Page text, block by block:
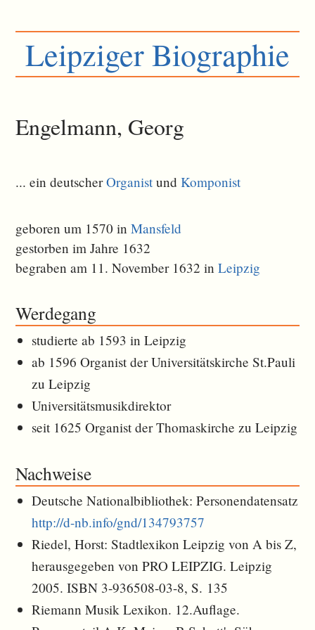
Leipziger Biographie
Engelmann, Georg
... ein deutscherOrganist undKomponist
geboren um 1570 inMansfeld
gestorben im Jahre 1632
begraben am 11. November 1632 inLeipzig
Werdegang
studierte ab 1593 in Leipzig
ab 1596 Organist der Universitätskirche St.Pauli
zu Leipzig
Universitätsmusikdirektor
seit 1625 Organist der Thomaskirche zu Leipzig
Nachweise
Deutsche Nationalbibliothek: Personendatensatz
http://d-nb.info/gnd/134793757
Riedel, Horst: Stadtlexikon Leipzig von A bis Z,
herausgegeben von PRO LEIPZIG. Leipzig
2005. ISBN 3-936508-03-8, S. 135
Riemann Musik Lexikon. 12.Auflage.